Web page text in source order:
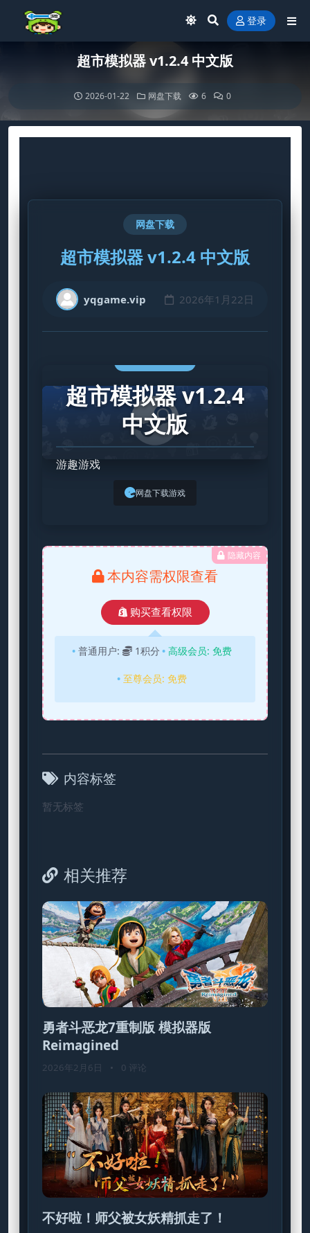
登录
超市模拟器 v1.2.4 中文版
2026-01-22 网盘下载 6 0
网盘下载
超市模拟器 v1.2.4 中文版
yqgame.vip 2026年1月22日
超市模拟器 v1.2.4
中文版
游趣游戏
网盘下载游戏
隐藏内容
本内容需权限查看
购买查看权限
普通用户: 1积分 高级会员: 免费
至尊会员: 免费
内容标签
暂无标签
相关推荐
勇者斗恶龙7重制版 模拟器版
Reimagined
2026年2月6日 • 0 评论
不好啦！师父被女妖精抓走了！